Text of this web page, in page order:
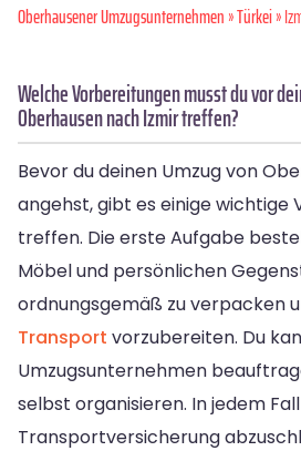
Oberhausener Umzugsunternehmen»Türkei»
Welche Vorbereitungen musst du vor
Oberhausen nach Izmir treffen?
Bevor du deinen Umzug von
angehst, gibt es einige wichtige
treffen. Die erste Aufgabe
Möbel und persönlichen
ordnungsgemäß zu verpacken
Transport vorzubereiten. Du
Umzugsunternehmen
selbst organisieren. In jedem
Transportversicherung